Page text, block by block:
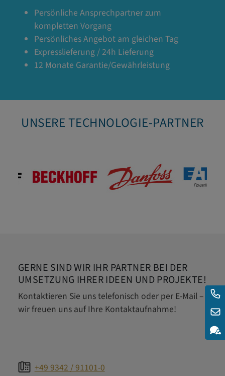
Persönliche Ansprechpartner zum
kompletten Vorgang
Persönliches Angebot am gleichen Tag
Expresslieferung / 24h Lieferung
12 Monate Garantie/Gewährleistung
UNSERE TECHNOLOGIE-PARTNER
GERNE SIND WIR IHR PARTNER BEI DER
UMSETZUNG IHRER IDEEN UND PROJEKTE!
Kontaktieren Sie uns telefonisch oder per E-Mail –
wir freuen uns auf Ihre Kontaktaufnahme!
+499342 / 91101-0